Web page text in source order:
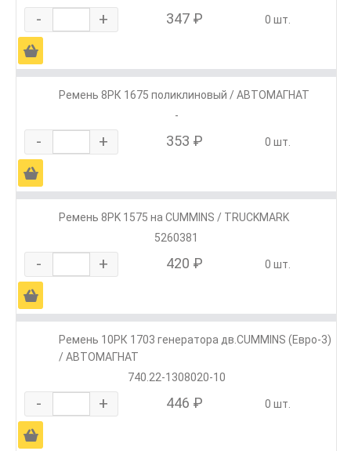
- + 347 ₽ 0 шт.
Ä
Ремень 8РК 1675 поликлиновый / АВТОМАГНАТ
-
- + 353 ₽ 0 шт.
Ä
Ремень 8РK 1575 на CUMMINS / TRUCKMARK
5260381
- + 420 ₽ 0 шт.
Ä
Ремень 10РК 1703 генератора дв.CUMMINS (Евро-3)
/ АВТОМАГНАТ
740.22-1308020-10
- + 446 ₽ 0 шт.
Ä